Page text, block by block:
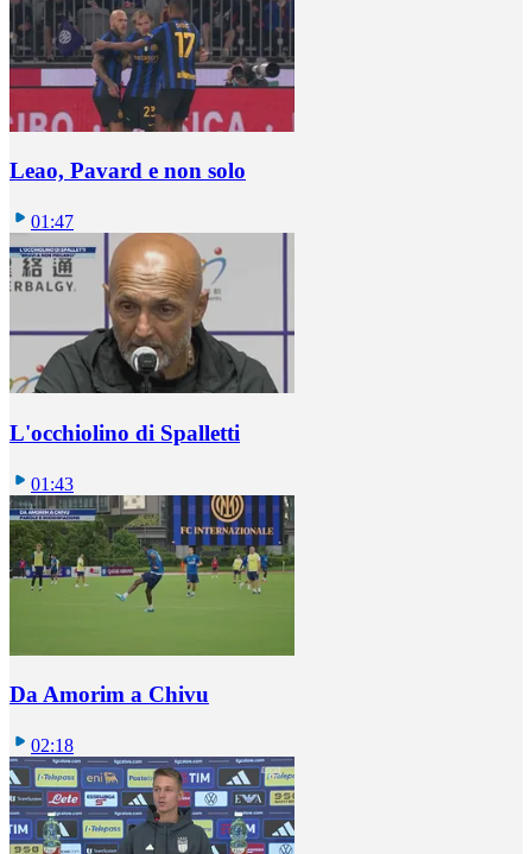
Leao, Pavard e non solo
01:47
L'occhiolino di Spalletti
01:43
Da Amorim a Chivu
02:18